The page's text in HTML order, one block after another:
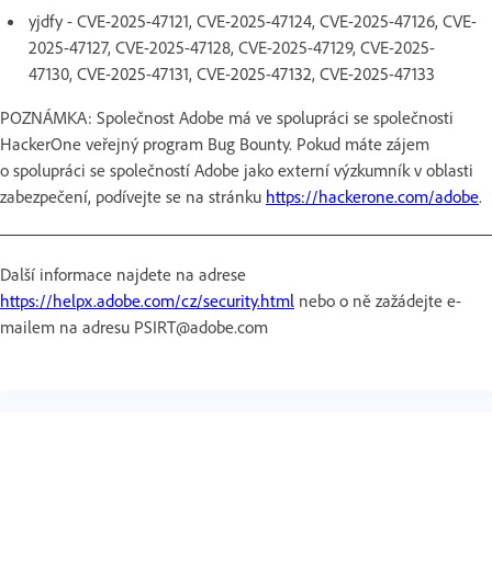
yjdfy - CVE-2025-47121, CVE-2025-47124, CVE-2025-47126, CVE-
2025-47127, CVE-2025-47128, CVE-2025-47129, CVE-2025-
47130, CVE-2025-47131, CVE-2025-47132, CVE-2025-47133
POZNÁMKA: Společnost Adobe má ve spolupráci se společnosti
HackerOne veřejný program Bug Bounty. Pokud máte zájem
o spolupráci se společností Adobe jako externí výzkumník v oblasti
zabezpečení, podívejte se na stránku https://hackerone.com/adobe.
Další informace najdete na adrese
https://helpx.adobe.com/cz/security.html nebo o ně zažádejte e-
mailem na adresu PSIRT@adobe.com